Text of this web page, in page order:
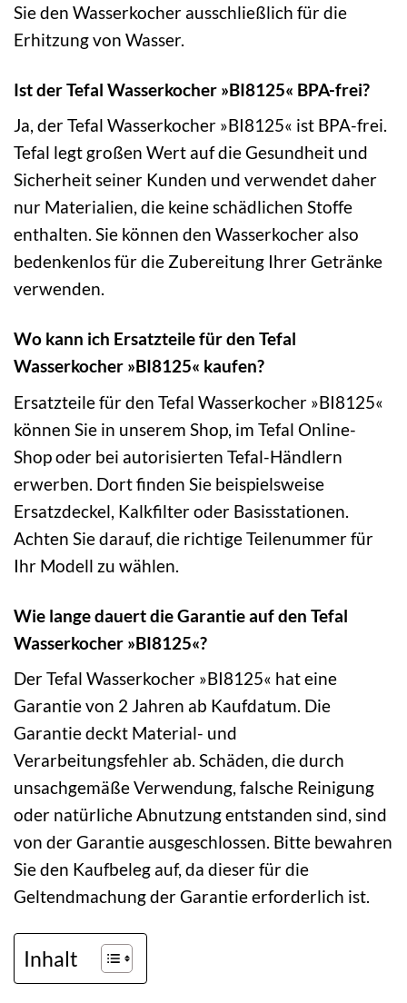
Sie den Wasserkocher ausschließlich für die
Erhitzung von Wasser.
Ist der Tefal Wasserkocher »BI8125« BPA-frei?
Ja, der Tefal Wasserkocher »BI8125« ist BPA-frei.
Tefal legt großen Wert auf die Gesundheit und
Sicherheit seiner Kunden und verwendet daher
nur Materialien, die keine schädlichen Stoffe
enthalten. Sie können den Wasserkocher also
bedenkenlos für die Zubereitung Ihrer Getränke
verwenden.
Wo kann ich Ersatzteile für den Tefal
Wasserkocher »BI8125« kaufen?
Ersatzteile für den Tefal Wasserkocher »BI8125«
können Sie in unserem Shop, im Tefal Online-
Shop oder bei autorisierten Tefal-Händlern
erwerben. Dort finden Sie beispielsweise
Ersatzdeckel, Kalkfilter oder Basisstationen.
Achten Sie darauf, die richtige Teilenummer für
Ihr Modell zu wählen.
Wie lange dauert die Garantie auf den Tefal
Wasserkocher »BI8125«?
Der Tefal Wasserkocher »BI8125« hat eine
Garantie von 2 Jahren ab Kaufdatum. Die
Garantie deckt Material- und
Verarbeitungsfehler ab. Schäden, die durch
unsachgemäße Verwendung, falsche Reinigung
oder natürliche Abnutzung entstanden sind, sind
von der Garantie ausgeschlossen. Bitte bewahren
Sie den Kaufbeleg auf, da dieser für die
Geltendmachung der Garantie erforderlich ist.
Inhalt